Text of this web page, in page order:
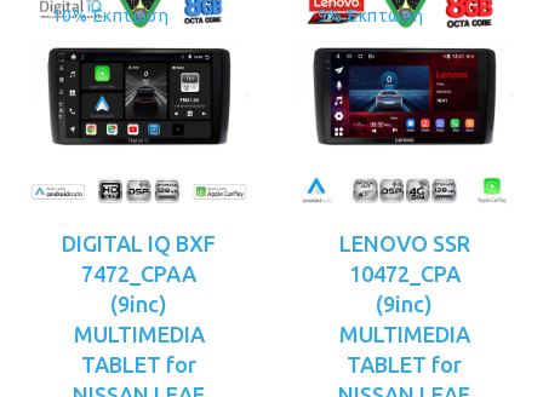
10% Έκπτωση
DIGITAL IQ BXF
7472_CPAA
(9inc)
MULTIMEDIA
TABLET for
9% Έκπτωση
LENOVO SSR
10472_CPA
(9inc)
MULTIMEDIA
TABLET for